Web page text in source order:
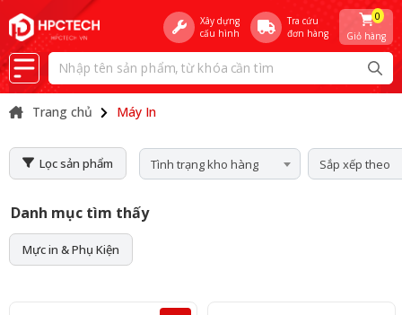
Xây dựng
cấu hình
Tra cứu
đơn hàng
Giỏ hàng
0
Trang chủ Máy In
Lọc sản phẩm Tình trạng kho hàng Sắp xếp theo
Danh mục tìm thấy
Mực in & Phụ Kiện